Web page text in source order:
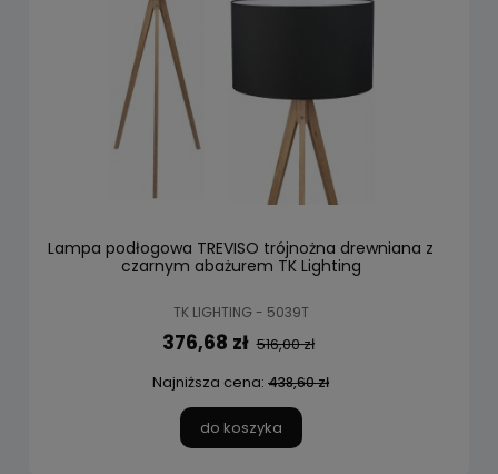
Lampa podłogowa TREVISO trójnożna drewniana z
czarnym abażurem TK Lighting
TK LIGHTING - 5039T
376,68 zł 516,00 zł
Najniższa cena: 438,60 zł
do koszyka